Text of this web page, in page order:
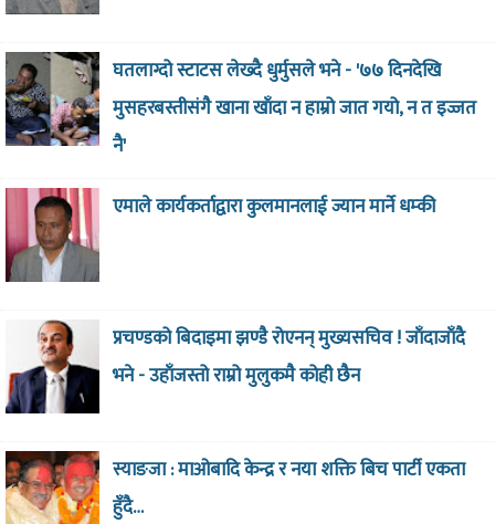
घतलाग्दो स्टाटस लेख्दै धुर्मुसले भने - '७७ दिनदेखि
मुसहरबस्तीसंगै खाना खाँदा न हाम्रो जात गयो, न त इज्जत
नै'
एमाले कार्यकर्ताद्वारा कुलमानलाई ज्यान मार्ने धम्की
प्रचण्डको बिदाइमा झण्डै रोएनन् मुख्यसचिव ! जाँदाजाँदै
भने - उहाँजस्तो राम्रो मुलुकमै कोही छैन
स्याङजा : माओबादि केन्द्र र नया शक्ति बिच पार्टी एकता
हुँदै…